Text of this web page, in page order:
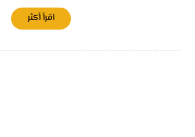
اقرأ أكثر